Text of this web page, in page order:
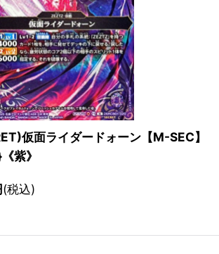
仮面ライダードォーン【M-SEC】
紫》
(税込)